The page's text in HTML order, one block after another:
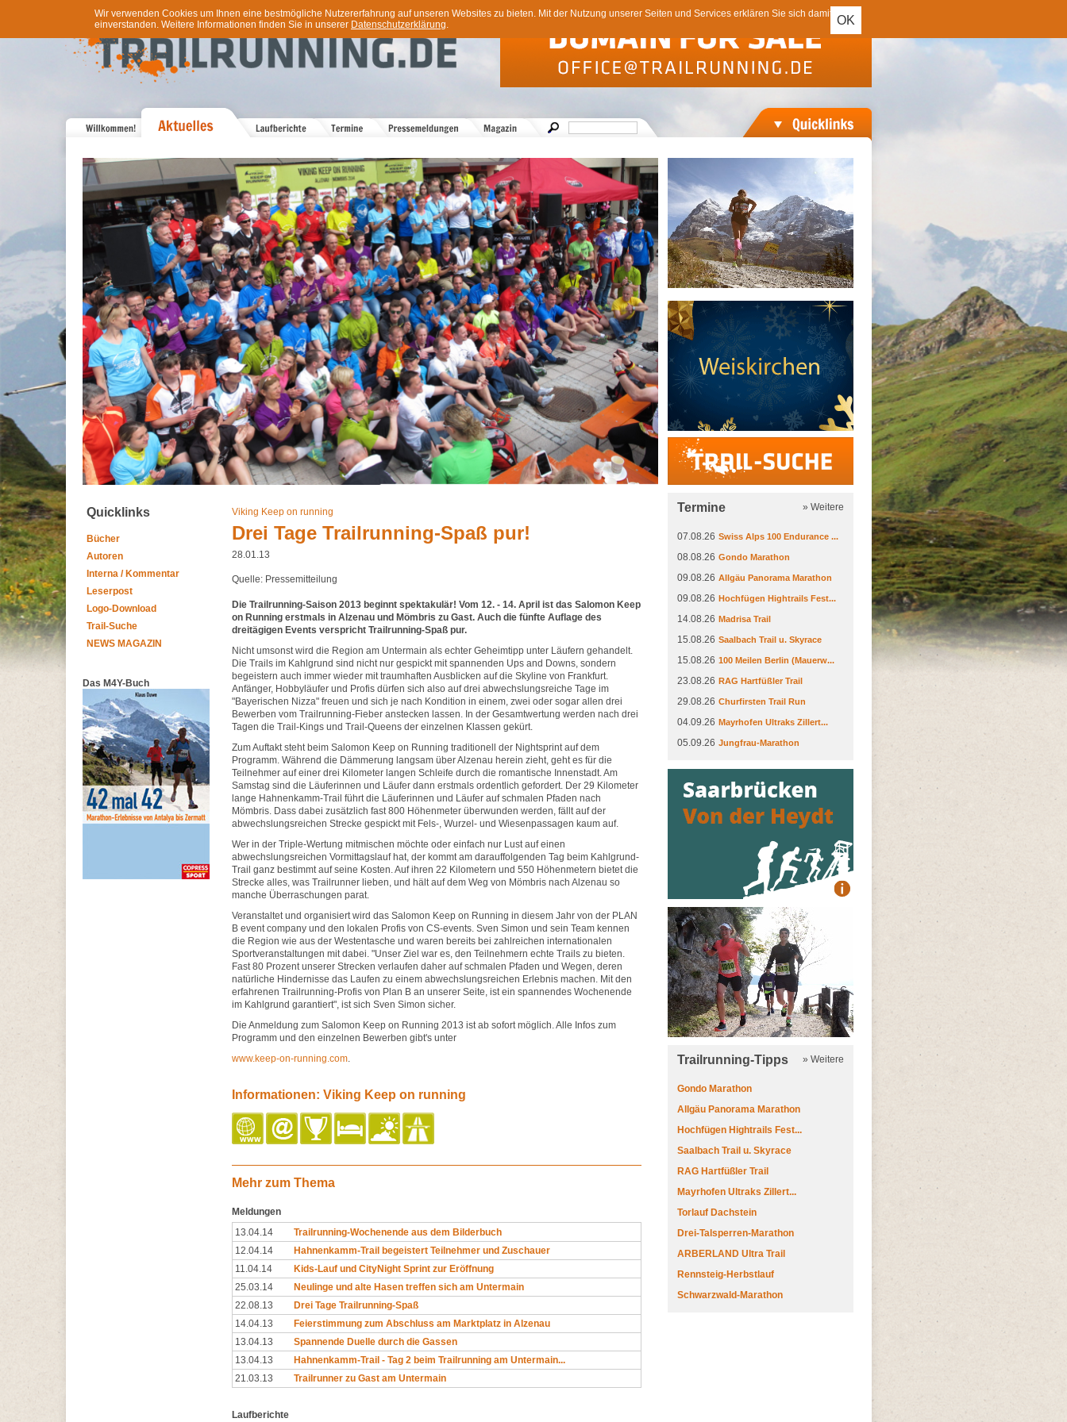
OK
Wir verwenden Cookies um Ihnen eine bestmögliche Nutzererfahrung auf unseren Websites zu bieten. Mit der Nutzung unserer Seiten und Services erklären Sie sich damit
einverstanden. Weitere Informationen finden Sie in unserer Datenschutzerklärung.
Trail-Suche
Quicklinks
Bücher
Autoren
Interna / Kommentar
Leserpost
Logo-Download
Trail-Suche
NEWS MAGAZIN
Das M4Y-Buch
Viking Keep on running
Drei Tage Trailrunning-Spaß pur!
28.01.13
Quelle: Pressemitteilung
Die Trailrunning-Saison 2013 beginnt spektakulär! Vom 12. - 14. April ist das Salomon Keep
on Running erstmals in Alzenau und Mömbris zu Gast. Auch die fünfte Auflage des
dreitägigen Events verspricht Trailrunning-Spaß pur.
Nicht umsonst wird die Region am Untermain als echter Geheimtipp unter Läufern gehandelt.
Die Trails im Kahlgrund sind nicht nur gespickt mit spannenden Ups and Downs, sondern
begeistern auch immer wieder mit traumhaften Ausblicken auf die Skyline von Frankfurt.
Anfänger, Hobbyläufer und Profis dürfen sich also auf drei abwechslungsreiche Tage im
"Bayerischen Nizza" freuen und sich je nach Kondition in einem, zwei oder sogar allen drei
Bewerben vom Trailrunning-Fieber anstecken lassen. In der Gesamtwertung werden nach drei
Tagen die Trail-Kings und Trail-Queens der einzelnen Klassen gekürt.
Zum Auftakt steht beim Salomon Keep on Running traditionell der Nightsprint auf dem
Programm. Während die Dämmerung langsam über Alzenau herein zieht, geht es für die
Teilnehmer auf einer drei Kilometer langen Schleife durch die romantische Innenstadt. Am
Samstag sind die Läuferinnen und Läufer dann erstmals ordentlich gefordert. Der 29 Kilometer
lange Hahnenkamm-Trail führt die Läuferinnen und Läufer auf schmalen Pfaden nach
Mömbris. Dass dabei zusätzlich fast 800 Höhenmeter überwunden werden, fällt auf der
abwechslungsreichen Strecke gespickt mit Fels-, Wurzel- und Wiesenpassagen kaum auf.
Wer in der Triple-Wertung mitmischen möchte oder einfach nur Lust auf einen
abwechslungsreichen Vormittagslauf hat, der kommt am darauffolgenden Tag beim Kahlgrund-
Trail ganz bestimmt auf seine Kosten. Auf ihren 22 Kilometern und 550 Höhenmetern bietet die
Strecke alles, was Trailrunner lieben, und hält auf dem Weg von Mömbris nach Alzenau so
manche Überraschungen parat.
Veranstaltet und organisiert wird das Salomon Keep on Running in diesem Jahr von der PLAN
B event company und den lokalen Profis von CS-events. Sven Simon und sein Team kennen
die Region wie aus der Westentasche und waren bereits bei zahlreichen internationalen
Sportveranstaltungen mit dabei. "Unser Ziel war es, den Teilnehmern echte Trails zu bieten.
Fast 80 Prozent unserer Strecken verlaufen daher auf schmalen Pfaden und Wegen, deren
natürliche Hindernisse das Laufen zu einem abwechslungsreichen Erlebnis machen. Mit den
erfahrenen Trailrunning-Profis von Plan B an unserer Seite, ist ein spannendes Wochenende
im Kahlgrund garantiert", ist sich Sven Simon sicher.
Die Anmeldung zum Salomon Keep on Running 2013 ist ab sofort möglich. Alle Infos zum
Programm und den einzelnen Bewerben gibt's unter
www.keep-on-running.com.
Informationen: Viking Keep on running
Mehr zum Thema
Meldungen
13.04.14
Trailrunning-Wochenende aus dem Bilderbuch
12.04.14
Hahnenkamm-Trail begeistert Teilnehmer und Zuschauer
11.04.14
Kids-Lauf und CityNight Sprint zur Eröffnung
25.03.14
Neulinge und alte Hasen treffen sich am Untermain
22.08.13
Drei Tage Trailrunning-Spaß
14.04.13
Feierstimmung zum Abschluss am Marktplatz in Alzenau
13.04.13
Spannende Duelle durch die Gassen
13.04.13
Hahnenkamm-Trail - Tag 2 beim Trailrunning am Untermain...
21.03.13
Trailrunner zu Gast am Untermain
Laufberichte
Termine » Weitere
07.08.26 Swiss Alps 100 Endurance ...
08.08.26 Gondo Marathon
09.08.26 Allgäu Panorama Marathon
09.08.26 Hochfügen Hightrails Fest...
14.08.26 Madrisa Trail
15.08.26 Saalbach Trail u. Skyrace
15.08.26 100 Meilen Berlin (Mauerw...
23.08.26 RAG Hartfüßler Trail
29.08.26 Churfirsten Trail Run
04.09.26 Mayrhofen Ultraks Zillert...
05.09.26 Jungfrau-Marathon
Trailrunning-Tipps » Weitere
Gondo Marathon
Allgäu Panorama Marathon
Hochfügen Hightrails Fest...
Saalbach Trail u. Skyrace
RAG Hartfüßler Trail
Mayrhofen Ultraks Zillert...
Torlauf Dachstein
Drei-Talsperren-Marathon
ARBERLAND Ultra Trail
Rennsteig-Herbstlauf
Schwarzwald-Marathon